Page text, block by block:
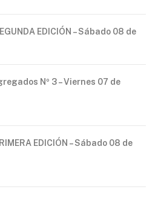
EDICIÓN – Sábado 08 de
Nº 3 – Viernes 07 de
EDICIÓN – Sábado 08 de